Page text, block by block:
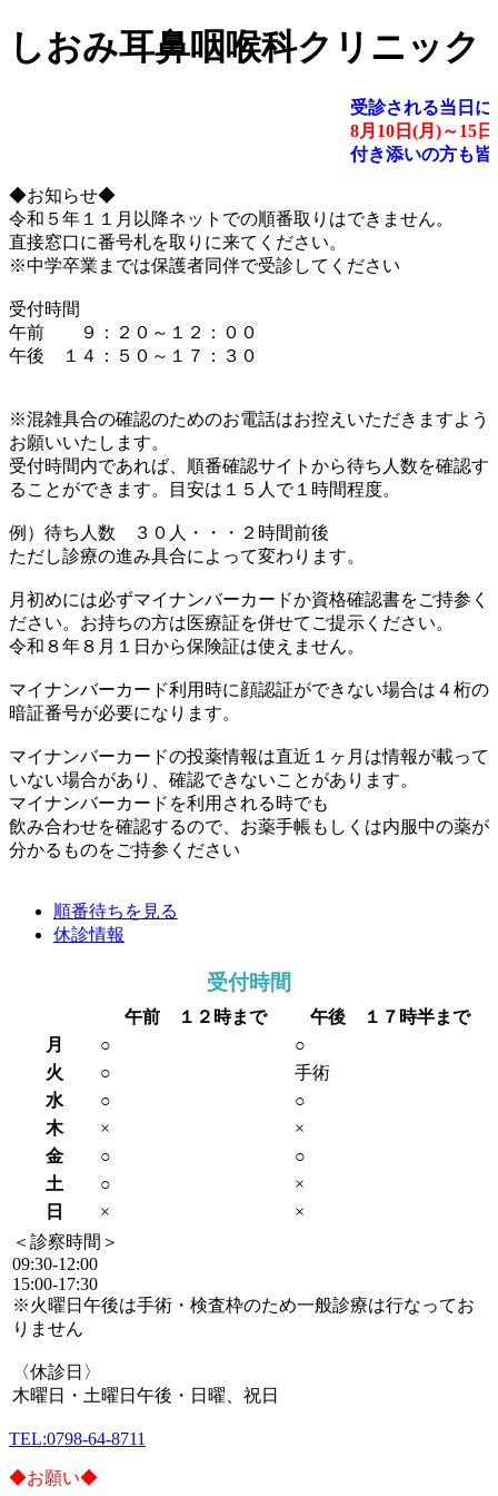
しおみ耳鼻咽喉科クリニック
受診される当日に
8月10日(月)～15
付き添いの方も皆
◆お知らせ◆
令和５年１１月以降ネットでの順番取りはできません。
直接窓口に番号札を取りに来てください。
※中学卒業までは保護者同伴で受診してください
受付時間
午前 ９：２０～１２：００
午後 １４：５０～１７：３０
※混雑具合の確認のためのお電話はお控えいただきますよう
お願いいたします。
受付時間内であれば、順番確認サイトから待ち人数を確認す
ることができます。目安は１５人で１時間程度。
例）待ち人数 ３０人・・・２時間前後
ただし診療の進み具合によって変わります。
月初めには必ずマイナンバーカードか資格確認書をご持参く
ださい。お持ちの方は医療証を併せてご提示ください。
令和８年８月１日から保険証は使えません。
マイナンバーカード利用時に顔認証ができない場合は４桁の
暗証番号が必要になります。
マイナンバーカードの投薬情報は直近１ヶ月は情報が載って
いない場合があり、確認できないことがあります。
マイナンバーカードを利用される時でも
飲み合わせを確認するので、お薬手帳もしくは内服中の薬が
分かるものをご持参ください
順番待ちを見る
休診情報
受付時間
午前 １２時まで
午後 １７時半まで
月
○
○
火
○
手術
水
○
○
木
×
×
金
○
○
土
○
×
日
×
×
＜診察時間＞
09:30-12:00
15:00-17:30
※火曜日午後は手術・検査枠のため一般診療は行なってお
りません
〈休診日〉
木曜日・土曜日午後・日曜、祝日
TEL:0798-64-8711
◆お願い◆